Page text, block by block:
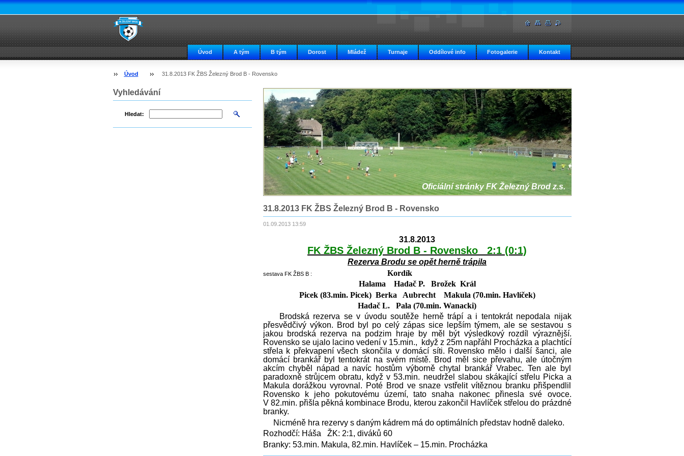
Úvod A tým B tým Dorost Mládež Turnaje Oddílové info Fotogalerie Kontakt
Úvod 31.8.2013 FK ŽBS Železný Brod B - Rovensko
Oficiální stránky FK Železný Brod z.s.
31.8.2013 FK ŽBS Železný Brod B - Rovensko
01.09.2013 13:59
31.8.2013
FK ŽBS Železný Brod B - Rovensko 2:1 (0:1)
Rezerva Brodu se opět herně trápila
sestava FK ŽBS B :
Kordík
Halama Hadač P. Brožek Král
Picek (83.min. Picek) Berka Aubrecht Makula (70.min. Havlíček)
Hadač L. Pala (70.min. Wanacki)
Brodská rezerva se v úvodu soutěže herně trápí a i tentokrát nepodala nijak
přesvědčivý výkon. Brod byl po celý zápas sice lepším týmem, ale se sestavou s
jakou brodská rezerva na podzim hraje by měl být výsledkový rozdíl výraznější.
Rovensko se ujalo lacino vedení v 15.min., když z 25m napřáhl Procházka a plachtící
střela k překvapení všech skončila v domácí síti. Rovensko mělo i další šanci, ale
domácí brankář byl tentokrát na svém místě. Brod měl sice převahu, ale útočným
akcím chyběl nápad a navíc hostům výborně chytal brankář Vrabec. Ten ale byl
paradoxně strůjcem obratu, když v 53.min. neudržel slabou skákající střelu Picka a
Makula dorážkou vyrovnal. Poté Brod ve snaze vstřelit vítěznou branku přišpendlil
Rovensko k jeho pokutovému území, tato snaha nakonec přinesla své ovoce.
V 82.min. přišla pěkná kombinace Brodu, kterou zakončil Havlíček střelou do prázdné
branky.
Nicméně hra rezervy s daným kádrem má do optimálních představ hodně daleko.
Rozhodčí: Háša ŽK: 2:1, diváků 60
Branky: 53.min. Makula, 82.min. Havlíček – 15.min. Procházka
Vyhledávání
Hledat: